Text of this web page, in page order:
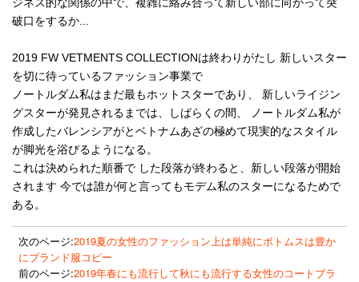
破口をするか...
2019 FW VETMENTS COLLECTIONは終わりがたし 新しいスター
を切に待っているファッション事業で
ノートルダム私はまだ最もホットスターであり、 新しいライジン
グスターが発見されるまでは、しばらくの間、 ノートルダム私が
作成したバレンシアがとベトナムあざの極めて現実的なスタイル
が脚光を浴びるようになる。
これは決められた順番で した段落が終わると、新しい段落が開始
されます 今では誰が何と言ってもモデム私のスターになるためで
ある。
次のページ:2019夏の女性のファッション上は単純にボトムスは豊か
にブランド服コピー
前のページ:2019年春にも流行して秋にも流行する女性のコートブラ